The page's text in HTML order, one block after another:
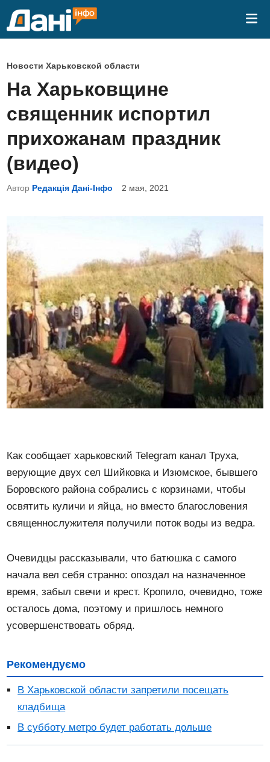
О
п
у
б
л
и
к
о
н
о
в
Новости Харьковской области
На Харьковщине
священник испортил
прихожанам праздник
(видео)
Автор Редакція Дані-Інфо 2 мая, 2021
Как сообщает харьковский Telegram канал Труха,
верующие двух сел Шийковка и Изюмское, бывшего
Боровского района собрались с корзинами, чтобы
освятить куличи и яйца, но вместо благословения
священнослужителя получили поток воды из ведра.
Очевидцы рассказывали, что батюшка с самого
начала вел себя странно: опоздал на назначенное
время, забыл свечи и крест. Кропило, очевидно, тоже
осталось дома, поэтому и пришлось немного
усовершенствовать обряд.
Рекомендуємо
В Харьковской области запретили посещать
кладбища
В субботу метро будет работать дольше